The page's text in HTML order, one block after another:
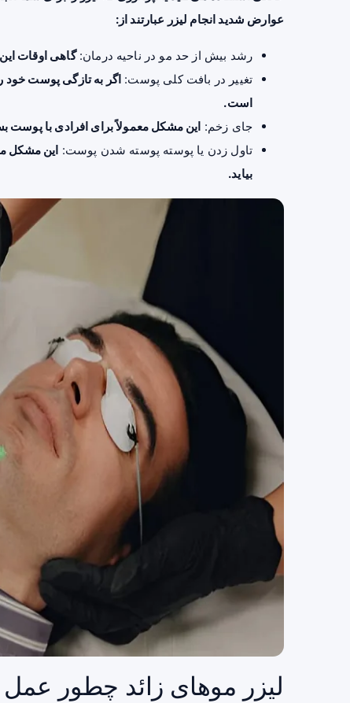
عوارض شدید انجام لیزر عبارتند از:
رشد بیش از حد مو در ناحیه درمان:گاهی اوقات
تغییر در بافت کلی پوست: اگر به تازگی پوست خود
است.
جای زخم: این مشکل معمولاً برای افرادی با
تاول زدن یا پوسته پوسته شدن پوست: این مشکل
بیاید.
لیزر موهای زائد چطور